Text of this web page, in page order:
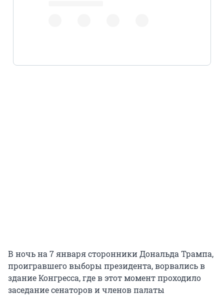
В ночь на 7 января сторонники Дональда Трампа,
проигравшего выборы президента, ворвались в
здание Конгресса, где в этот момент проходило
заседание сенаторов и членов палаты